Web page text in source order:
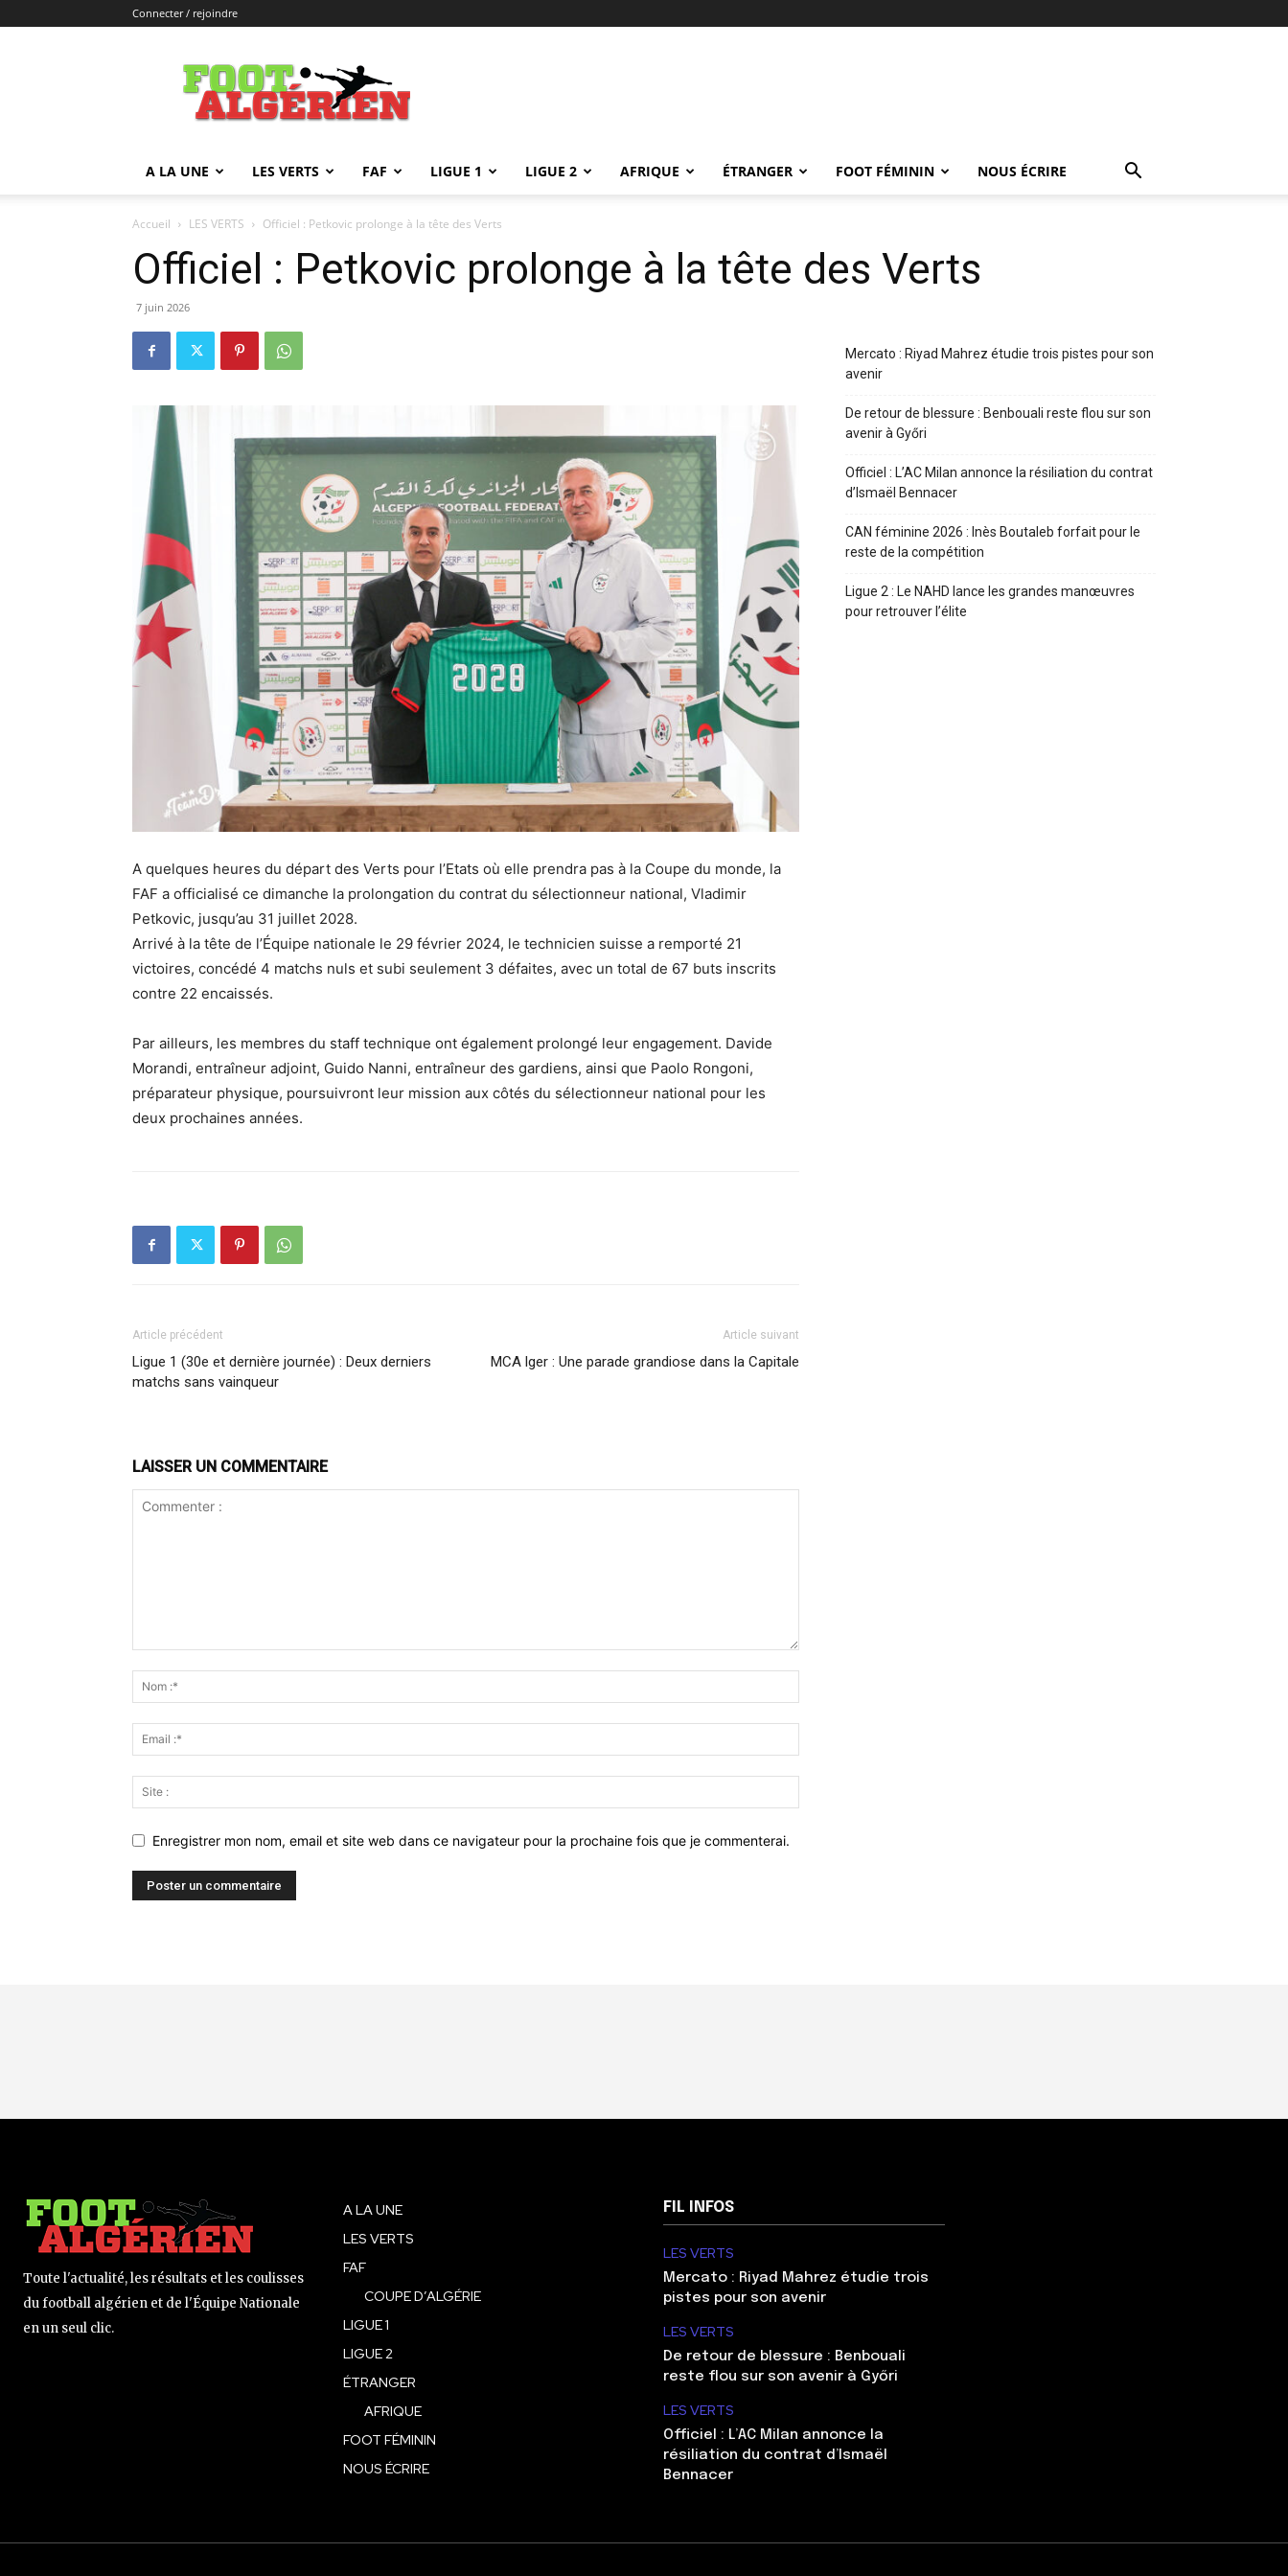
Connecter / rejoindre
FOOTALGERIEN
A LA UNE LES VERTS FAF LIGUE 1 LIGUE 2 AFRIQUE ÉTRANGER FOOT FÉMININ NOUS ÉCRIRE
Accueil LES VERTS Officiel : Petkovic prolonge à la tête des Verts
Officiel : Petkovic prolonge à la tête des Verts
7 juin 2026
A quelques heures du départ des Verts pour l’Etats où elle prendra pas à la Coupe du monde, la
FAF a officialisé ce dimanche la prolongation du contrat du sélectionneur national, Vladimir
Petkovic, jusqu’au 31 juillet 2028.
Arrivé à la tête de l’Équipe nationale le 29 février 2024, le technicien suisse a remporté 21
victoires, concédé 4 matchs nuls et subi seulement 3 défaites, avec un total de 67 buts inscrits
contre 22 encaissés.
Par ailleurs, les membres du staff technique ont également prolongé leur engagement. Davide
Morandi, entraîneur adjoint, Guido Nanni, entraîneur des gardiens, ainsi que Paolo Rongoni,
préparateur physique, poursuivront leur mission aux côtés du sélectionneur national pour les
deux prochaines années.
Article précédent
Ligue 1 (30e et dernière journée) : Deux derniers
matchs sans vainqueur
Article suivant
MCA lger : Une parade grandiose dans la Capitale
LAISSER UN COMMENTAIRE
Enregistrer mon nom, email et site web dans ce navigateur pour la prochaine fois que je commenterai.
Mercato : Riyad Mahrez étudie trois pistes pour son
avenir
De retour de blessure : Benbouali reste flou sur son
avenir à Győri
Officiel : L’AC Milan annonce la résiliation du contrat
d’Ismaël Bennacer
CAN féminine 2026 : Inès Boutaleb forfait pour le
reste de la compétition
Ligue 2 : Le NAHD lance les grandes manœuvres
pour retrouver l’élite
Toute l'actualité, les résultats et les coulisses
du football algérien et de l'Équipe Nationale
en un seul clic.
A LA UNE
LES VERTS
FAF
COUPE D’ALGÉRIE
LIGUE 1
LIGUE 2
ÉTRANGER
AFRIQUE
FOOT FÉMININ
NOUS ÉCRIRE
FIL INFOS
LES VERTS
Mercato : Riyad Mahrez étudie trois
pistes pour son avenir
LES VERTS
De retour de blessure : Benbouali
reste flou sur son avenir à Győri
LES VERTS
Officiel : L’AC Milan annonce la
résiliation du contrat d’Ismaël
Bennacer